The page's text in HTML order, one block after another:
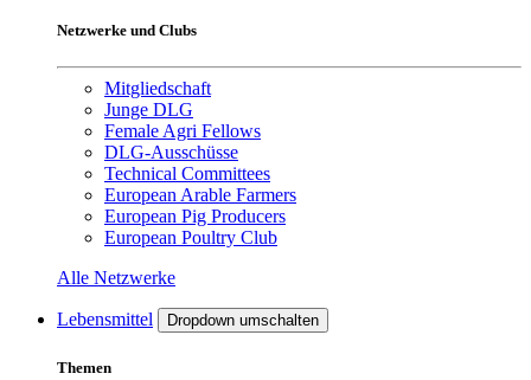
Netzwerke und Clubs
Mitgliedschaft
Junge DLG
Female Agri Fellows
DLG-Ausschüsse
Technical Committees
European Arable Farmers
European Pig Producers
European Poultry Club
Alle Netzwerke
Lebensmittel Dropdown umschalten
Themen